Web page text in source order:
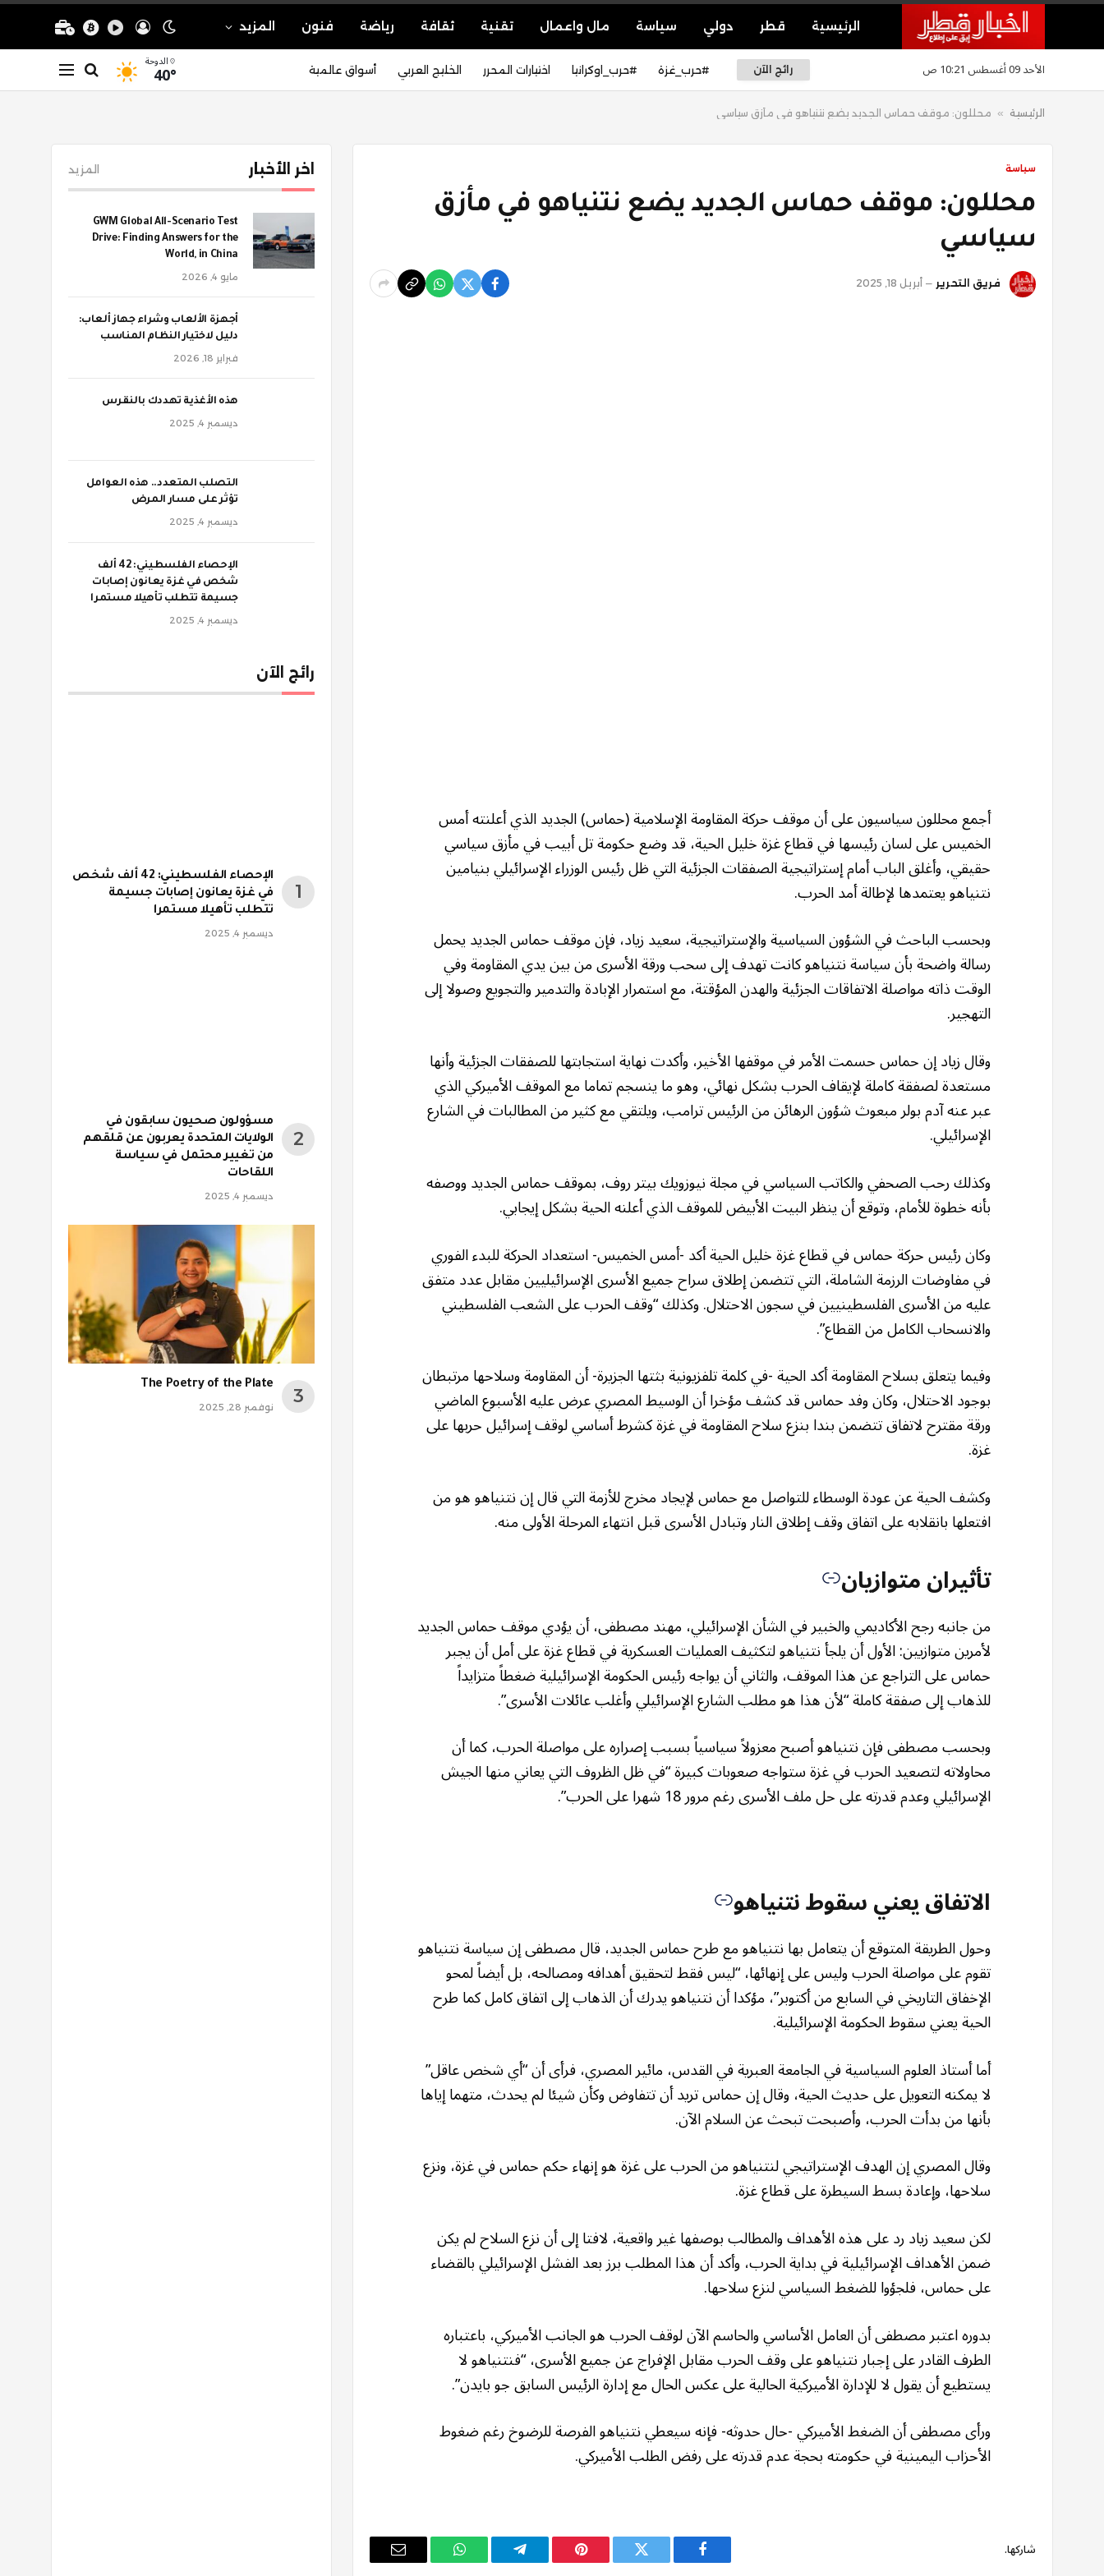
الرئيسية قطر دولي سياسة مال واعمال تقنية ثقافة رياضة فنون المزيد
الأحد 09 أغسطس 10:21 ص رائج الآن #حرب_غزة #حرب_اوكرانيا اختيارات المحرر الخليج العربي أسواق عالمية الدوحة
40°
الرئيسية » محللون: موقف حماس الجديد يضع نتنياهو في مأزق سياسي
سياسة
محللون: موقف حماس الجديد يضع نتنياهو في مأزق
سياسي
فريق التحرير أبريل 18, 2025
أجمع محللون سياسيون على أن موقف حركة المقاومة الإسلامية (حماس) الجديد الذي أعلنته أمس
الخميس على لسان رئيسها في قطاع غزة خليل الحية، قد وضع حكومة تل أبيب في مأزق سياسي
حقيقي، وأغلق الباب أمام إستراتيجية الصفقات الجزئية التي ظل رئيس الوزراء الإسرائيلي بنيامين
نتنياهو يعتمدها لإطالة أمد الحرب.
وبحسب الباحث في الشؤون السياسية والإستراتيجية، سعيد زياد، فإن موقف حماس الجديد يحمل
رسالة واضحة بأن سياسة نتنياهو كانت تهدف إلى سحب ورقة الأسرى من بين يدي المقاومة وفي
الوقت ذاته مواصلة الاتفاقات الجزئية والهدن المؤقتة، مع استمرار الإبادة والتدمير والتجويع وصولا إلى
التهجير.
وقال زياد إن حماس حسمت الأمر في موقفها الأخير، وأكدت نهاية استجابتها للصفقات الجزئية وأنها
مستعدة لصفقة كاملة لإيقاف الحرب بشكل نهائي، وهو ما ينسجم تماما مع الموقف الأميركي الذي
عبر عنه آدم بولر مبعوث شؤون الرهائن من الرئيس ترامب، ويلتقي مع كثير من المطالبات في الشارع
الإسرائيلي.
وكذلك رحب الصحفي والكاتب السياسي في مجلة نيوزويك بيتر روف، بموقف حماس الجديد ووصفه
بأنه خطوة للأمام، وتوقع أن ينظر البيت الأبيض للموقف الذي أعلنه الحية بشكل إيجابي.
وكان رئيس حركة حماس في قطاع غزة خليل الحية أكد -أمس الخميس- استعداد الحركة للبدء الفوري
في مفاوضات الرزمة الشاملة، التي تتضمن إطلاق سراح جميع الأسرى الإسرائيليين مقابل عدد متفق
عليه من الأسرى الفلسطينيين في سجون الاحتلال. وكذلك “وقف الحرب على الشعب الفلسطيني
والانسحاب الكامل من القطاع”.
وفيما يتعلق بسلاح المقاومة أكد الحية -في كلمة تلفزيونية بثتها الجزيرة- أن المقاومة وسلاحها مرتبطان
بوجود الاحتلال، وكان وفد حماس قد كشف مؤخرا أن الوسيط المصري عرض عليه الأسبوع الماضي
ورقة مقترح لاتفاق تتضمن بندا بنزع سلاح المقاومة في غزة كشرط أساسي لوقف إسرائيل حربها على
غزة.
وكشف الحية عن عودة الوسطاء للتواصل مع حماس لإيجاد مخرج للأزمة التي قال إن نتنياهو هو من
افتعلها بانقلابه على اتفاق وقف إطلاق النار وتبادل الأسرى قبل انتهاء المرحلة الأولى منه.
تأثيران متوازيان
من جانبه رجح الأكاديمي والخبير في الشأن الإسرائيلي، مهند مصطفى، أن يؤدي موقف حماس الجديد
لأمرين متوازيين: الأول أن يلجأ نتنياهو لتكثيف العمليات العسكرية في قطاع غزة على أمل أن يجبر
حماس على التراجع عن هذا الموقف، والثاني أن يواجه رئيس الحكومة الإسرائيلية ضغطاً متزايداً
للذهاب إلى صفقة كاملة “لأن هذا هو مطلب الشارع الإسرائيلي وأغلب عائلات الأسرى”.
وبحسب مصطفى فإن نتنياهو أصبح معزولاً سياسياً بسبب إصراره على مواصلة الحرب، كما أن
محاولاته لتصعيد الحرب في غزة ستواجه صعوبات كبيرة “في ظل الظروف التي يعاني منها الجيش
الإسرائيلي وعدم قدرته على حل ملف الأسرى رغم مرور 18 شهرا على الحرب”.
الاتفاق يعني سقوط نتنياهو
وحول الطريقة المتوقع أن يتعامل بها نتنياهو مع طرح حماس الجديد، قال مصطفى إن سياسة نتنياهو
تقوم على مواصلة الحرب وليس على إنهائها، “ليس فقط لتحقيق أهدافه ومصالحه، بل أيضاً لمحو
الإخفاق التاريخي في السابع من أكتوبر”، مؤكدا أن نتنياهو يدرك أن الذهاب إلى اتفاق كامل كما طرح
الحية يعني سقوط الحكومة الإسرائيلية.
أما أستاذ العلوم السياسية في الجامعة العبرية في القدس، مائير المصري، فرأى أن “أي شخص عاقل”
لا يمكنه التعويل على حديث الحية، وقال إن حماس تريد أن تتفاوض وكأن شيئا لم يحدث، متهما إياها
بأنها من بدأت الحرب، وأصبحت تبحث عن السلام الآن.
وقال المصري إن الهدف الإستراتيجي لنتنياهو من الحرب على غزة هو إنهاء حكم حماس في غزة، ونزع
سلاحها، وإعادة بسط السيطرة على قطاع غزة.
لكن سعيد زياد رد على هذه الأهداف والمطالب بوصفها غير واقعية، لافتا إلى أن نزع السلاح لم يكن
ضمن الأهداف الإسرائيلية في بداية الحرب، وأكد أن هذا المطلب برز بعد الفشل الإسرائيلي بالقضاء
على حماس، فلجؤوا للضغط السياسي لنزع سلاحها.
بدوره اعتبر مصطفى أن العامل الأساسي والحاسم الآن لوقف الحرب هو الجانب الأميركي، باعتباره
الطرف القادر على إجبار نتنياهو على وقف الحرب مقابل الإفراج عن جميع الأسرى، “فنتنياهو لا
يستطيع أن يقول لا للإدارة الأميركية الحالية على عكس الحال مع إدارة الرئيس السابق جو بايدن”.
ورأى مصطفى أن الضغط الأميركي -حال حدوثه- فإنه سيعطي نتنياهو الفرصة للرضوخ رغم ضغوط
الأحزاب اليمينية في حكومته بحجة عدم قدرته على رفض الطلب الأميركي.
شاركها.
فيسبوك تويتر بينتيريستتيلقرام واتساب البريد
اخر الأخبار المزيد
GWM Global All-Scenario Test
Drive: Finding Answers for the
World, in China
مايو 4, 2026
أجهزة الألعاب وشراء جهاز ألعاب:
دليل لاختيار النظام المناسب
فبراير 18, 2026
‫هذه الأغذية تهددك بالنقرس
ديسمبر 4, 2025
‫التصلب المتعدد.. هذه العوامل
تؤثر على مسار المرض
ديسمبر 4, 2025
الإحصاء الفلسطيني: 42 ألف
شخص في غزة يعانون إصابات
جسيمة تتطلب تأهيلا مستمرا
ديسمبر 4, 2025
رائج الآن
الإحصاء الفلسطيني: 42 ألف شخص
في غزة يعانون إصابات جسيمة
تتطلب تأهيلا مستمرا
ديسمبر 4, 2025
مسؤولون صحيون سابقون في
الولايات المتحدة يعربون عن قلقهم
من تغيير محتمل في سياسة
اللقاحات
ديسمبر 4, 2025
The Poetry of the Plate
نوفمبر 28, 2025